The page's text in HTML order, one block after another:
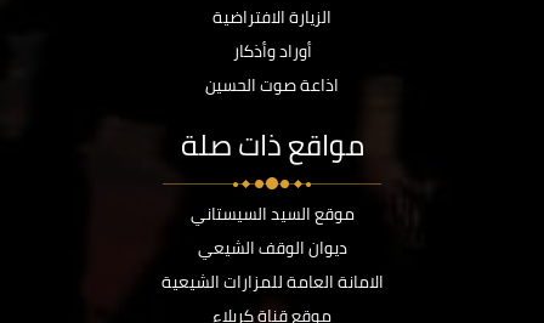
الزيارة الافتراضية
أوراد وأذكار
اذاعة صوت الحسين
مواقع ذات صلة
موقع السيد السيستاني
ديوان الوقف الشيعي
الامانة العامة للمزارات الشيعية
موقع قناة كربلاء